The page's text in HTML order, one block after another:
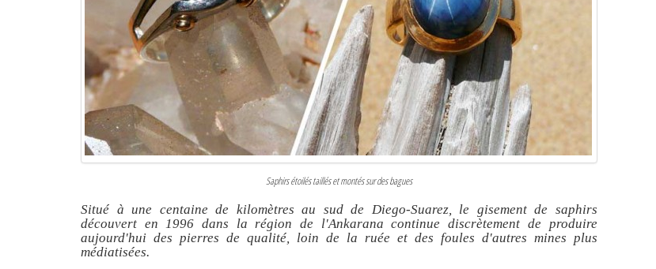
Saphirs étoilés taillés et montés sur des bagues
Situé à une centaine de kilomètres au sud de Diego-Suarez, le gisement de saphirs
découvert en 1996 dans la région de l'Ankarana continue discrètement de produire
aujourd'hui des pierres de qualité, loin de la ruée et des foules d'autres mines plus
médiatisées.